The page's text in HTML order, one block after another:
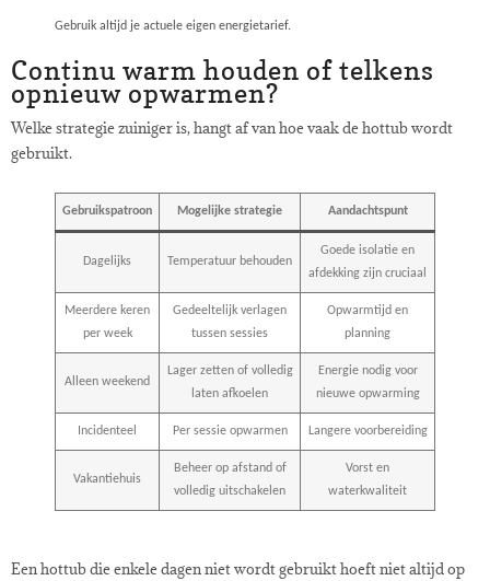
Gebruik altijd je actuele eigen energietarief.
Continu warm houden of telkens
opnieuw opwarmen?
Welke strategie zuiniger is, hangt af van hoe vaak de hottub wordt
gebruikt.
Gebruikspatroon Mogelijke strategie Aandachtspunt
Dagelijks Temperatuur behouden
Goede isolatie en
afdekking zijn cruciaal
Meerdere keren
per week
Gedeeltelijk verlagen
tussen sessies
Opwarmtijd en
planning
Alleen weekend
Lager zetten of volledig
laten afkoelen
Energie nodig voor
nieuwe opwarming
Incidenteel Per sessie opwarmen Langere voorbereiding
Vakantiehuis
Beheer op afstand of
volledig uitschakelen
Vorst en
waterkwaliteit
Een hottub die enkele dagen niet wordt gebruikt hoeft niet altijd op